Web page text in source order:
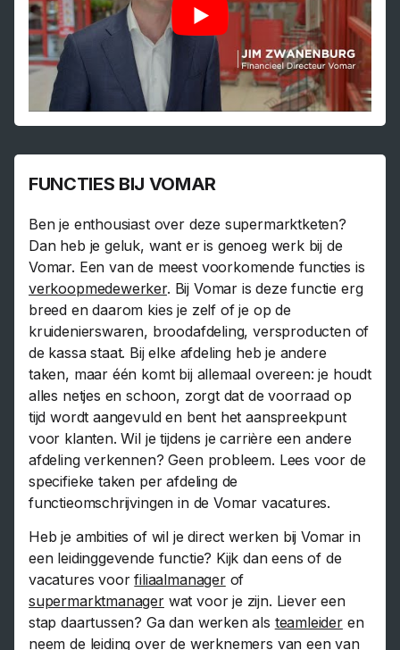
FUNCTIES BIJ VOMAR
Ben je enthousiast over deze supermarktketen?
Dan heb je geluk, want er is genoeg werk bij de
Vomar. Een van de meest voorkomende functies is
verkoopmedewerker. Bij Vomar is deze functie erg
breed en daarom kies je zelf of je op de
kruidenierswaren, broodafdeling, versproducten of
de kassa staat. Bij elke afdeling heb je andere
taken, maar één komt bij allemaal overeen: je houdt
alles netjes en schoon, zorgt dat de voorraad op
tijd wordt aangevuld en bent het aanspreekpunt
voor klanten. Wil je tijdens je carrière een andere
afdeling verkennen? Geen probleem. Lees voor de
specifieke taken per afdeling de
functieomschrijvingen in de Vomar vacatures.
Heb je ambities of wil je direct werken bij Vomar in
een leidinggevende functie? Kijk dan eens of de
vacatures voorfiliaalmanagerof
supermarktmanagerwat voor je zijn. Liever een
stap daartussen? Ga dan werken als teamleideren
neem de leiding over de werknemers van een van